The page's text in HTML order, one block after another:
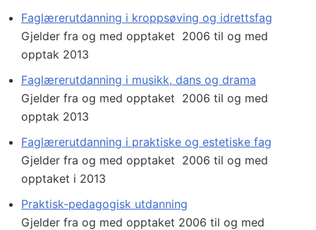
Faglærerutdanning i kroppsøving og idrettsfag
Gjelder fra og med opptaket 2006 til og med
opptak 2013
Faglærerutdanning i musikk, dans og drama
Gjelder fra og med opptaket 2006 til og med
opptak 2013
Faglærerutdanning i praktiske og estetiske fag
Gjelder fra og med opptaket 2006 til og med
opptaket i 2013
Praktisk-pedagogisk utdanning
Gjelder fra og med opptaket 2006 til og med